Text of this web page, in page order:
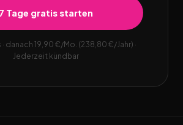
7 Tage gratis starten
· danach 19,90 €/Mo. (238,80 €/Jahr) ·
Jederzeit kündbar